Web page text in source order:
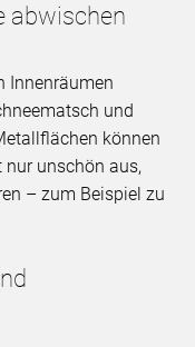
abwischen
Innenräumen
und
können
nur unschön aus,
– zum Beispiel zu